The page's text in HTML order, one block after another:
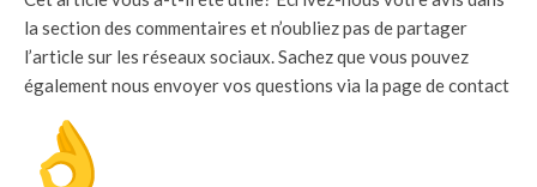
la section des commentaires et n’oubliez pas de partager
l’article sur les réseaux sociaux. Sachez que vous pouvez
également nous envoyer vos questions via la page de contact